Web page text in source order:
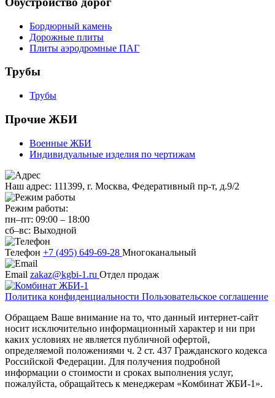
Бордюрный камень
Дорожные плиты
Плиты аэродромные ПАГ
Трубы
Трубы
Прочие ЖБИ
Военные ЖБИ
Индивидуальные изделия по чертижам
Наш адрес: 111399, г. Москва, Федеративный пр-т, д.9/2
Режим работы:
пн–пт: 09:00 – 18:00
сб–вс: Выходной
Телефон +7 (495) 649-69-28 Многоканальный
Email zakaz@kgbi-1.ru Отдел продаж
Политика конфиденциальности Пользовательское соглашение
Обращаем Ваше внимание на то, что данный интернет-сайт
носит исключительно информационный характер и ни при
каких условиях не является публичной офертой,
определяемой положениями ч. 2 ст. 437 Гражданского кодекса
Российской Федерации. Для получения подробной
информации о стоимости и сроках выполнения услуг,
пожалуйста, обращайтесь к менеджерам «Комбинат ЖБИ-1».